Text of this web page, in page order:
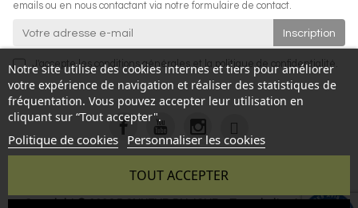
Notre site utilise des cookies internes et tiers pour améliorer
votre expérience de navigation et réaliser des statistiques de
fréquentation. Vous pouvez accepter leur utilisation en
cliquant sur “Tout accepter".
Politique de cookies Personnaliser les cookies
TOUT ACCEPTER
emails ou en nous contactant via notre formulaire de contact.
J'accepte les conditions générales et la politique de confidentialité.